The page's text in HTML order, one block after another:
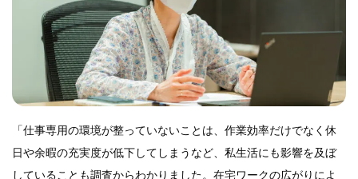
「仕事専用の環境が整っていないことは、作業効率だけでなく休
日や余暇の充実度が低下してしまうなど、私生活にも影響を及ぼ
していることも調査からわかりました。在宅ワークの広がりによ